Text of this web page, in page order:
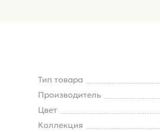
Тип товара
Производитель
Цвет
Коллекция